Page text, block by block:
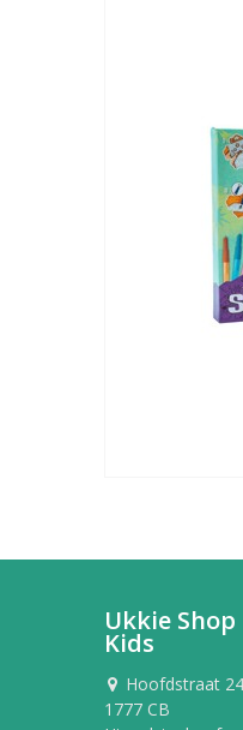
Ukkie
Kids
Hoofdstraat 24
1777 CB